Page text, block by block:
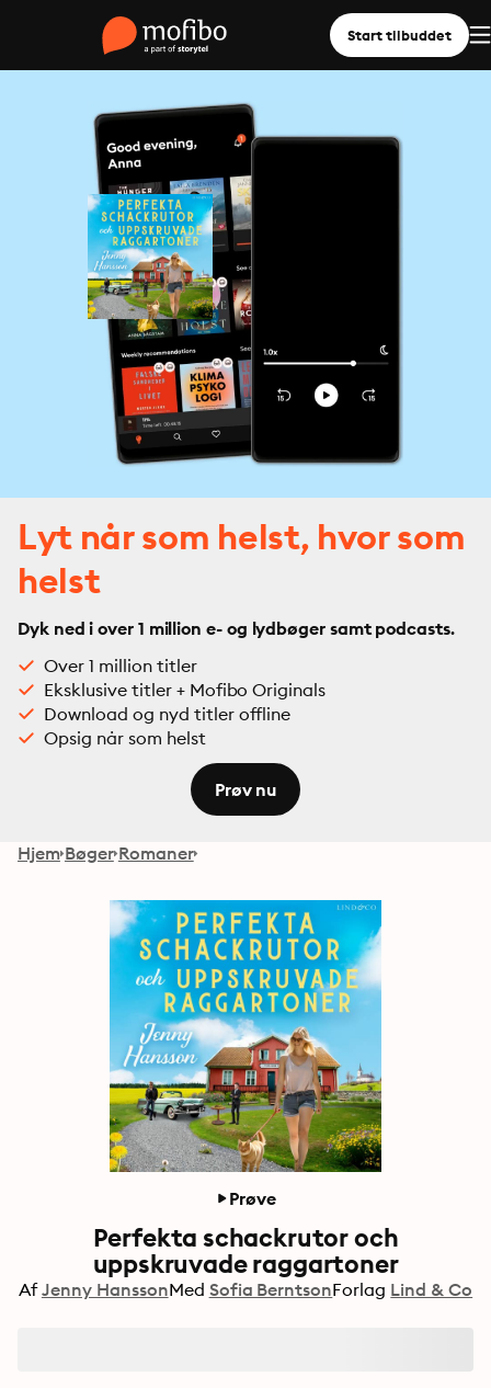
Start tilbuddet
Lyt når som helst, hvor som
helst
Dyk ned i over 1 million e- og lydbøger samt podcasts.
Over 1 million titler
Eksklusive titler + Mofibo Originals
Download og nyd titler offline
Opsig når som helst
Prøv nu
Hjem Bøger Romaner
Prøve
Perfekta schackrutor och
uppskruvade raggartoner
Af Jenny HanssonMed Sofia BerntsonForlag Lind & Co